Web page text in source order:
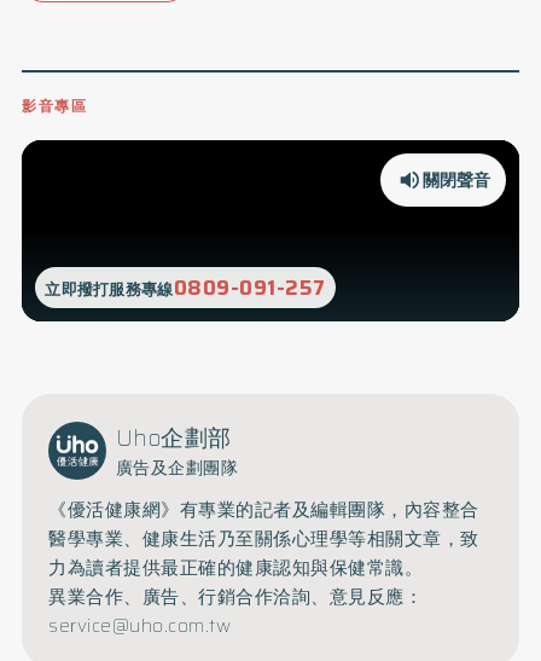
影音專區
立即撥打服務專線0809-091-257
關閉聲音
Uho企劃部
廣告及企劃團隊
《優活健康網》有專業的記者及編輯團隊，內容整合
醫學專業、健康生活乃至關係心理學等相關文章，致
力為讀者提供最正確的健康認知與保健常識。
異業合作、廣告、行銷合作洽詢、意見反應：
service@uho.com.tw